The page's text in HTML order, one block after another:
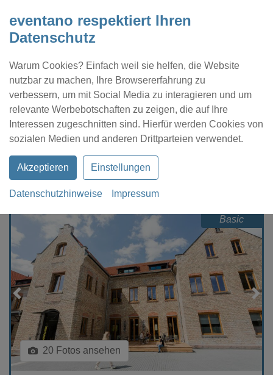
eventano respektiert Ihren
Datenschutz
Warum Cookies? Einfach weil sie helfen, die Website
nutzbar zu machen, Ihre Browsererfahrung zu
verbessern, um mit Social Media zu interagieren und um
relevante Werbebotschaften zu zeigen, die auf Ihre
Interessen zugeschnitten sind. Hierfür werden Cookies von
sozialen Medien und anderen Drittparteien verwendet.
Akzeptieren Einstellungen
Datenschutzhinweise Impressum
Kontakt Location eintragen Profil
Steamwork Goodspaces
Loading...
20 Fotos ansehen
Basic